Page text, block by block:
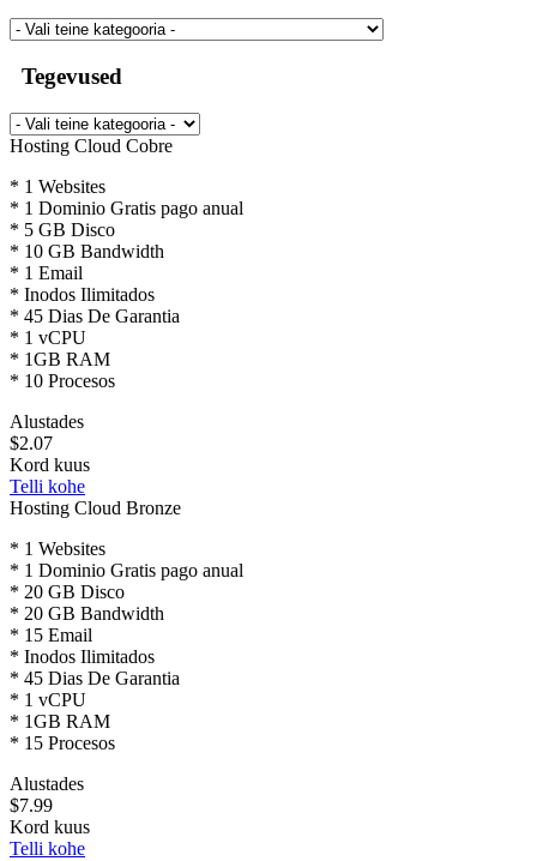
Tegevused
Hosting Cloud Cobre
* 1 Websites
* 1 Dominio Gratis pago anual
* 5 GB Disco
* 10 GB Bandwidth
* 1 Email
* Inodos Ilimitados
* 45 Dias De Garantia
* 1 vCPU
* 1GB RAM
* 10 Procesos
Alustades
$2.07
Kord kuus
Telli kohe
Hosting Cloud Bronze
* 1 Websites
* 1 Dominio Gratis pago anual
* 20 GB Disco
* 20 GB Bandwidth
* 15 Email
* Inodos Ilimitados
* 45 Dias De Garantia
* 1 vCPU
* 1GB RAM
* 15 Procesos
Alustades
$7.99
Kord kuus
Telli kohe